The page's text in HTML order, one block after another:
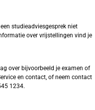
studieadviesgesprek niet
over vrijstellingen vind je
over bijvoorbeeld je examen of
en contact, of neem contact
1234.